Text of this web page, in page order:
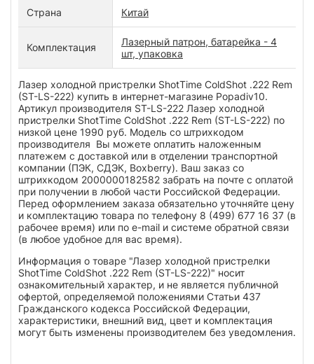
Страна Китай
Комплектация
Лазерный патрон, батарейка - 4
шт, упаковка
Лазер холодной пристрелки ShotTime ColdShot .222 Rem
(ST-LS-222) купить в интернет-магазине Popadiv10.
Артикул производителя ST-LS-222 Лазер холодной
пристрелки ShotTime ColdShot .222 Rem (ST-LS-222) по
низкой цене 1990 руб. Модель со штрихкодом
производителя Вы можете оплатить наложенным
платежем с доставкой или в отделении транспортной
компании (ПЭК, СДЭК, Boxberry). Ваш заказ со
штрихкодом 2000000182582 забрать на почте с оплатой
при получении в любой части Российской Федерации.
Перед оформлением заказа обязательно уточняйте цену
и комплектацию товара по телефону 8 (499) 677 16 37 (в
рабочее время) или по e-mail и системе обратной связи
(в любое удобное для вас время).
Информация о товаре "Лазер холодной пристрелки
ShotTime ColdShot .222 Rem (ST-LS-222)" носит
ознакомительный характер, и не является публичной
офертой, определяемой положениями Статьи 437
Гражданского кодекса Российской Федерации,
характеристики, внешний вид, цвет и комплектация
могут быть изменены производителем без уведомления.